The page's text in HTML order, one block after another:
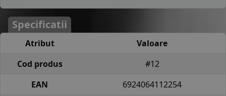
Specificatii
Atribut
Valoare
Cod produs
#12
EAN
6924064112254